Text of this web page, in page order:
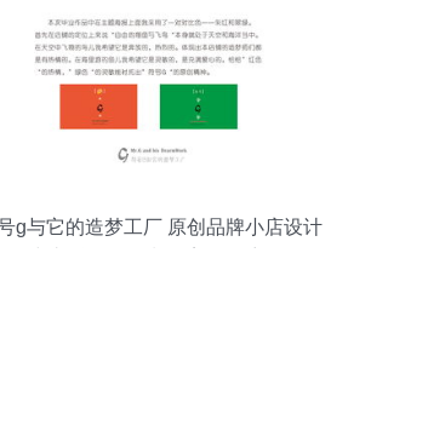
g与它的造梦工厂 原创品牌小店设计